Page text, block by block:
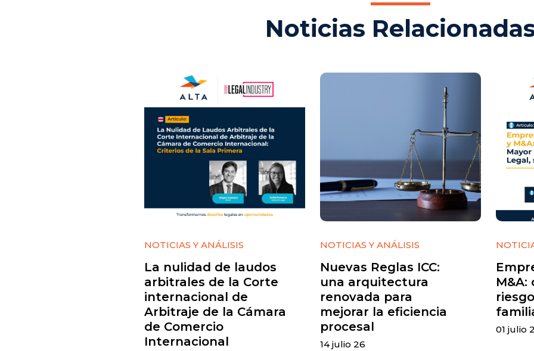
Noticias
NOTICIAS Y ANÁLISIS
La nulidad de laudos
arbitrales de la Corte
internacional de
Arbitraje de la Cámara
de Comercio
Internacional
NOTICIAS Y ANÁLISIS
Nuevas Reglas ICC:
una arquitectura
renovada para
mejorar la eficiencia
procesal
14 julio 26
01 julio